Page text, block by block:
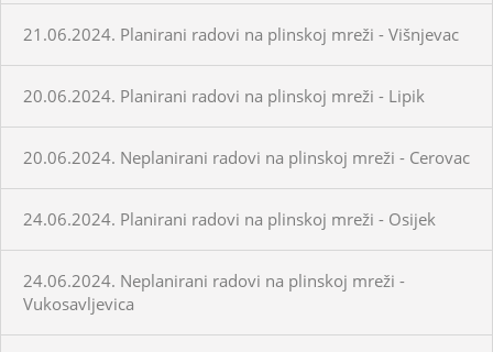
21.06.2024. Planirani radovi na plinskoj mreži - Višnjevac
20.06.2024. Planirani radovi na plinskoj mreži - Lipik
20.06.2024. Neplanirani radovi na plinskoj mreži - Cerovac
24.06.2024. Planirani radovi na plinskoj mreži - Osijek
24.06.2024. Neplanirani radovi na plinskoj mreži -
Vukosavljevica